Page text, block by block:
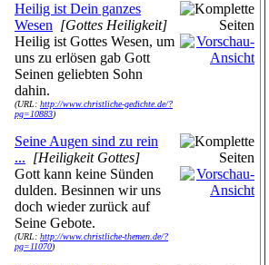
Heilig ist Dein ganzes
Wesen [Gottes Heiligkeit]
Heilig ist Gottes Wesen, um
uns zu erlösen gab Gott
Seinen geliebten Sohn
dahin.
(URL: http://www.christliche-gedichte.de/?
pg=10883)
Seine Augen sind zu rein
... [Heiligkeit Gottes]
Gott kann keine Sünden
dulden. Besinnen wir uns
doch wieder zurück auf
Seine Gebote.
(URL: http://www.christliche-themen.de/?
pg=11070)